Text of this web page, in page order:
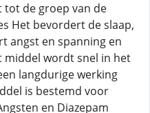
de groep van de
Het bevordert de slaap,
angst en spanning en
wordt snel in het
langdurige werking
is bestemd voor
en Diazepam